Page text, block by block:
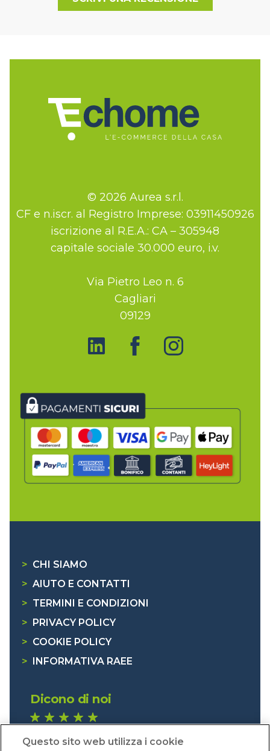
© 2026 Aurea s.r.l.
CF e n.iscr. al Registro Imprese: 03911450926
iscrizione al R.E.A.: CA – 305948
capitale sociale 30.000 euro, i.v.
Via Pietro Leo n. 6
Cagliari
09129
> CHI SIAMO
> AIUTO E CONTATTI
> TERMINI E CONDIZIONI
>
PRIVACY POLICY
> COOKIE POLICY
>
INFORMATIVA RAEE
Dicono di noi
Eccellente (4,8)
Questo sito web utilizza i cookie